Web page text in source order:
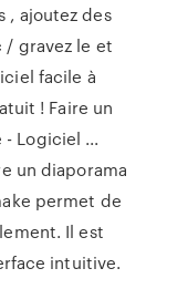
, ajoutez des
/ gravez le et
facile à
! Faire un
Logiciel ...
un diaporama
permet de
Il est
intuitive.